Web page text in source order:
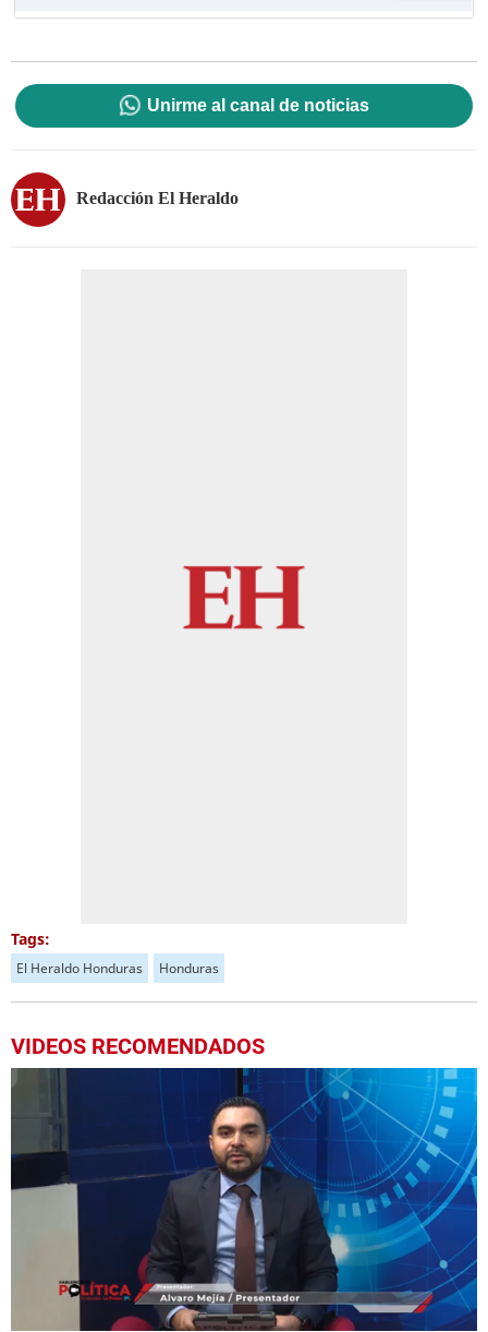
Unirme al canal de noticias
Redacción El Heraldo
Tags:
El Heraldo Honduras Honduras
VIDEOS RECOMENDADOS